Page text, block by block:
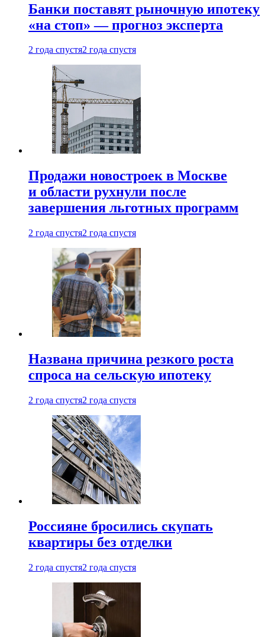
Банки поставят рыночную ипотеку
«на стоп» — прогноз эксперта
2 года спустя2 года спустя
Продажи новостроек в Москве
и области рухнули после
завершения льготных программ
2 года спустя2 года спустя
Названа причина резкого роста
спроса на сельскую ипотеку
2 года спустя2 года спустя
Россияне бросились скупать
квартиры без отделки
2 года спустя2 года спустя